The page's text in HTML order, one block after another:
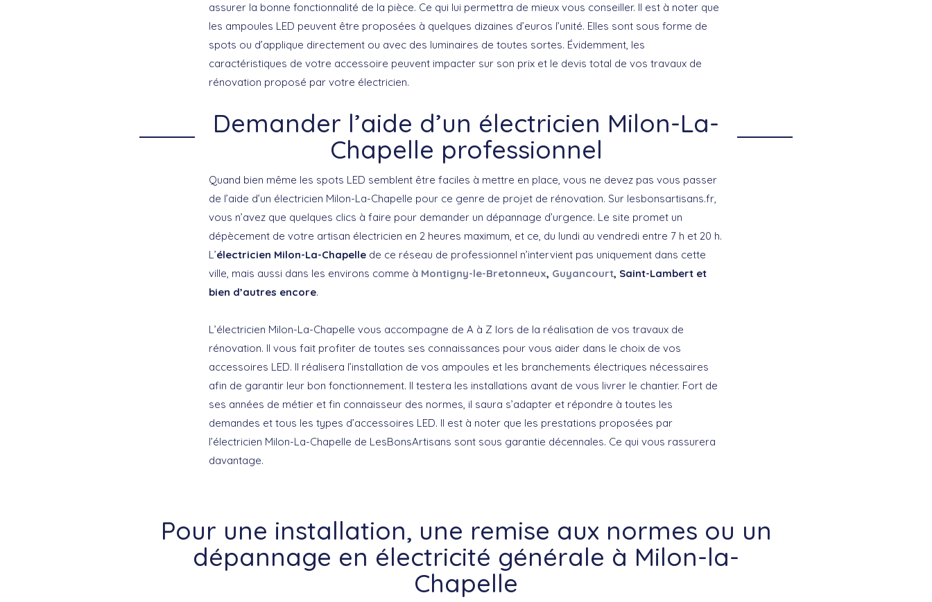
assurer la bonne fonctionnalité de la pièce. Ce qui lui permettra de mieux vous conseiller. Il est à noter que
les ampoules LED peuvent être proposées à quelques dizaines d’euros l’unité. Elles sont sous forme de
spots ou d’applique directement ou avec des luminaires de toutes sortes. Évidemment, les
caractéristiques de votre accessoire peuvent impacter sur son prix et le devis total de vos travaux de
rénovation proposé par votre électricien.
Demander l’aide d’un électricien Milon-La-
Chapelle professionnel
Quand bien même les spots LED semblent être faciles à mettre en place, vous ne devez pas vous passer
de l’aide d’un électricien Milon-La-Chapelle pour ce genre de projet de rénovation. Sur lesbonsartisans.fr,
vous n’avez que quelques clics à faire pour demander un dépannage d’urgence. Le site promet un
dépècement de votre artisan électricien en 2 heures maximum, et ce, du lundi au vendredi entre 7 h et 20 h.
L’électricien Milon-La-Chapelle de ce réseau de professionnel n’intervient pas uniquement dans cette
ville, mais aussi dans les environs comme à Montigny-le-Bretonneux, Guyancourt, Saint-Lambert et
bien d’autres encore.
L’électricien Milon-La-Chapelle vous accompagne de A à Z lors de la réalisation de vos travaux de
rénovation. Il vous fait profiter de toutes ses connaissances pour vous aider dans le choix de vos
accessoires LED. Il réalisera l’installation de vos ampoules et les branchements électriques nécessaires
afin de garantir leur bon fonctionnement. Il testera les installations avant de vous livrer le chantier. Fort de
ses années de métier et fin connaisseur des normes, il saura s’adapter et répondre à toutes les
demandes et tous les types d’accessoires LED. Il est à noter que les prestations proposées par
l’électricien Milon-La-Chapelle de LesBonsArtisans sont sous garantie décennales. Ce qui vous rassurera
davantage.
Pour une installation, une remise aux normes ou un
dépannage en électricité générale à Milon-la-
Chapelle